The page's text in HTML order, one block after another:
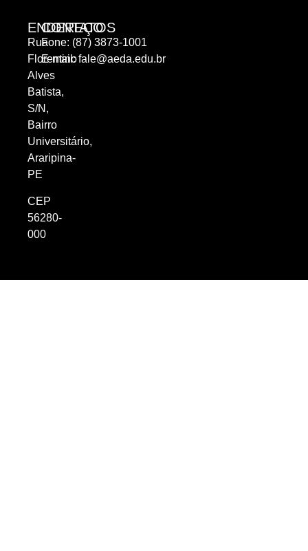
ENDEREÇO
Rua
Florentino
Alves
Batista,
S/N,
Bairro
Universitário,
Araripina-
PE
CEP
56280-
000
CONTATOS
Fone: (87) 3873-1001
E-mail:fale@aeda.edu.br